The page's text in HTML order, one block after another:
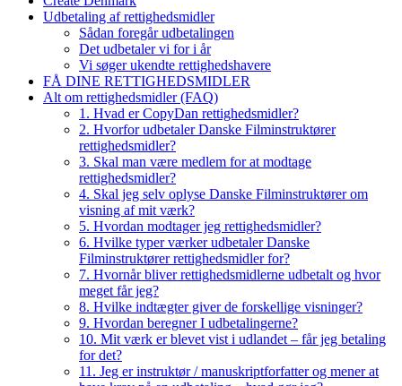
Udbetaling af rettighedsmidler
Sådan foregår udbetalingen
Det udbetaler vi for i år
Vi søger ukendte rettighedshavere
FÅ DINE RETTIGHEDSMIDLER
Alt om rettighedsmidler (FAQ)
1. Hvad er CopyDan rettighedsmidler?
2. Hvorfor udbetaler Danske Filminstruktører
rettighedsmidler?
3. Skal man være medlem for at modtage
rettighedsmidler?
4. Skal jeg selv oplyse Danske Filminstruktører om
visning af mit værk?
5. Hvordan modtager jeg rettighedsmidler?
6. Hvilke typer værker udbetaler Danske
Filminstruktører rettighedsmidler for?
7. Hvornår bliver rettighedsmidlerne udbetalt og hvor
meget får jeg?
8. Hvilke indtægter giver de forskellige visninger?
9. Hvordan beregner I udbetalingerne?
10. Mit værk er blevet vist i udlandet – får jeg betaling
for det?
11. Jeg er instruktør / manuskriptforfatter og mener at